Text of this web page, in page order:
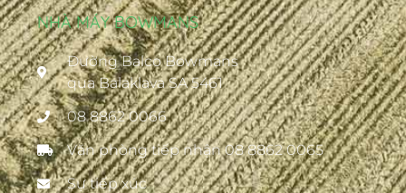
NHÀ MÁY BOWMANS
Đường Balco Bowmans
qua Balaklava SA 5461
08 8862 0066
Văn phòng tiếp nhận 08 8862 0065
Sự tiếp xúc